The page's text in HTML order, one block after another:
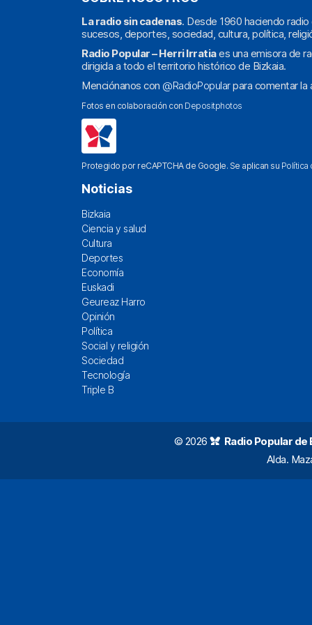
La radio sin cadenas. Desde 1960 haciendo
sucesos, deportes, sociedad, cultura, política,
Radio Popular – Herri Irratiaes una emisora de
dirigida a todo el territorio histórico de Bizkaia.
Menciónanos con @RadioPopularpara comentar la
Fotos en colaboración con Depositphotos
Protegido por reCAPTCHA de Google. Se aplican su Política
Noticias
Bizkaia
Ciencia y salud
Cultura
Deportes
Economía
Euskadi
Geureaz Harro
Opinión
Política
Social y religión
Sociedad
Tecnología
Triple B
© 2026 Radio Popular de
Alda.